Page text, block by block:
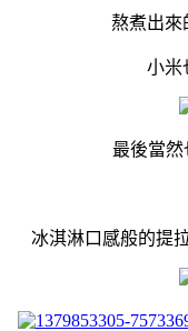
熬煮出來
小米
最後當然
冰淇淋口感般的提